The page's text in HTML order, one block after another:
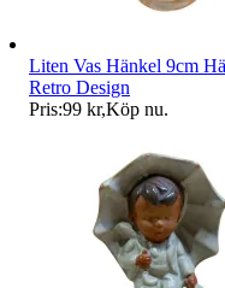
Liten Vas Hänkel 9cm
Retro Design
Pris:99 kr,Köp nu.